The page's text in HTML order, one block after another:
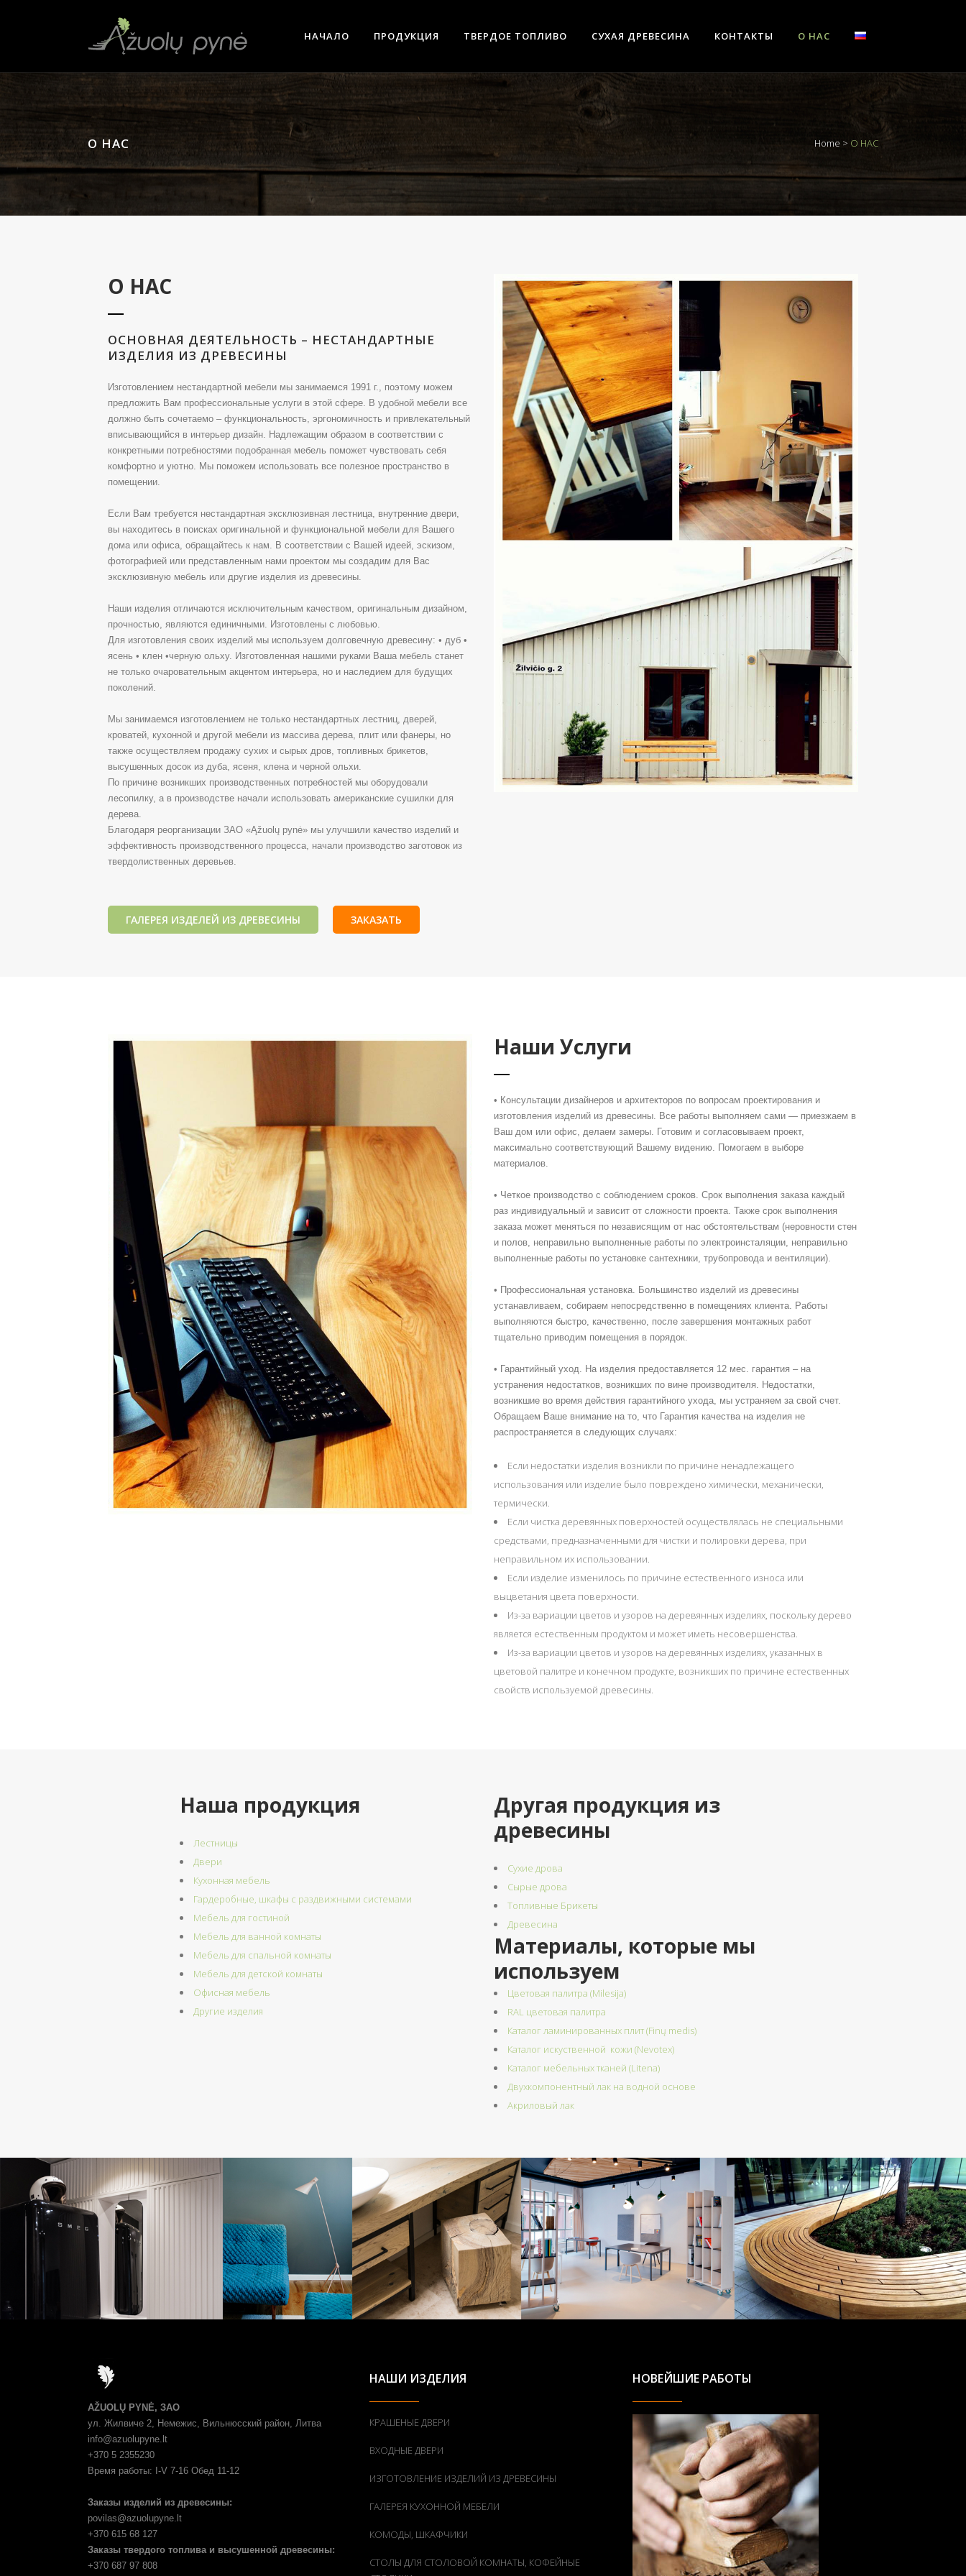
НАЧАЛО ПРОДУКЦИЯ ТВЕРДОЕ ТОПЛИВО СУХАЯ ДРЕВЕСИНА КОНТАКТЫ О НАС
О НАС Home > О НАС
О НАС
ОСНОВНАЯ ДЕЯТЕЛЬНОСТЬ – НЕСТАНДАРТНЫЕ
ИЗДЕЛИЯ ИЗ ДРЕВЕСИНЫ
Изготовлением нестандартной мебели мы занимаемся 1991 г., поэтому можем
предложить Вам профессиональные услуги в этой сфере. В удобной мебели все
должно быть сочетаемо – функциональность, эргономичность и привлекательный
вписывающийся в интерьер дизайн. Надлежащим образом в соответствии с
конкретными потребностями подобранная мебель поможет чувствовать себя
комфортно и уютно. Мы поможем использовать все полезное пространство в
помещении.
Если Вам требуется нестандартная эксклюзивная лестница, внутренние двери,
вы находитесь в поисках оригинальной и функциональной мебели для Вашего
дома или офиса, обращайтесь к нам. В соответствии с Вашей идеей, эскизом,
фотографией или представленным нами проектом мы создадим для Вас
эксклюзивную мебель или другие изделия из древесины.
Наши изделия отличаются исключительным качеством, оригинальным дизайном,
прочностью, являются единичными. Изготовлены с любовью.
Для изготовления своих изделий мы используем долговечную древесину: • дуб •
ясень • клен •черную ольху. Изготовленная нашими руками Ваша мебель станет
не только очаровательным акцентом интерьера, но и наследием для будущих
поколений.
Мы занимаемся изготовлением не только нестандартных лестниц, дверей,
кроватей, кухонной и другой мебели из массива дерева, плит или фанеры, но
также осуществляем продажу сухих и сырых дров, топливных брикетов,
высушенных досок из дуба, ясеня, клена и черной ольхи.
По причине возникших производственных потребностей мы оборудовали
лесопилку, а в производстве начали использовать американские сушилки для
дерева.
Благодаря реорганизации ЗАО «Ąžuolų pynė» мы улучшили качество изделий и
эффективность производственного процесса, начали производство заготовок из
твердолиственных деревьев.
ГАЛЕРЕЯ ИЗДЕЛЕЙ ИЗ ДРЕВЕСИНЫ ЗАКАЗАТЬ
Наши Услуги
• Консультации дизайнеров и архитекторов по вопросам проектирования и
изготовления изделий из древесины. Все работы выполняем сами — приезжаем в
Ваш дом или офис, делаем замеры. Готовим и согласовываем проект,
максимально соответствующий Вашему видению. Помогаем в выборе
материалов.
• Четкое производство с соблюдением сроков. Срок выполнения заказа каждый
раз индивидуальный и зависит от сложности проекта. Также срок выполнения
заказа может меняться по независящим от нас обстоятельствам (неровности стен
и полов, неправильно выполненные работы по электроинсталяции, неправильно
выполненные работы по установке сантехники, трубопровода и вентиляции).
• Профессиональная установка. Большинство изделий из древесины
устанавливаем, собираем непосредственно в помещениях клиента. Работы
выполняются быстро, качественно, после завершения монтажных работ
тщательно приводим помещения в порядок.
• Гарантийный уход. На изделия предоставляется 12 мес. гарантия – на
устранения недостатков, возникших по вине производителя. Недостатки,
возникшие во время действия гарантийного ухода, мы устраняем за свой счет.
Обращаем Ваше внимание на то, что Гарантия качества на изделия не
распространяется в следующих случаях:
Если недостатки изделия возникли по причине ненадлежащего
использования или изделие было повреждено химически, механически,
термически.
Если чистка деревянных поверхностей осуществлялась не специальными
средствами, предназначенными для чистки и полировки дерева, при
неправильном их использовании.
Если изделие изменилось по причине естественного износа или
выцветания цвета поверхности.
Из-за вариации цветов и узоров на деревянных изделиях, поскольку дерево
является естественным продуктом и может иметь несовершенства.
Из-за вариации цветов и узоров на деревянных изделиях, указанных в
цветовой палитре и конечном продукте, возникших по причине естественных
свойств используемой древесины.
Наша продукция
Лестницы
Двери
Кухонная мебель
Гардеробные, шкафы с раздвижными системами
Мебель для гостиной
Мебель для ванной комнаты
Мебель для спальной комнаты
Мебель для детской комнаты
Офисная мебель
Другие изделия
Другая продукция из
древесины
Сухие дрова
Сырые дрова
Топливные Брикеты
Древесина
Материалы, которые мы
используем
Цветовая палитра (Milesija)
RAL цветовая палитра
Каталог ламинированных плит (Finų medis)
Каталог искуственной кожи (Nevotex)
Каталог мебельных тканей (Litena)
Двухкомпонентный лак на водной основе
Акриловый лак
AŽUOLŲ PYNĖ, ЗАО
ул. Жилвиче 2, Немежис, Вильнюсский район, Литва
info@azuolupyne.lt
+370 5 2355230
Время работы: I-V 7-16 Обед 11-12
Заказы изделий из древесины:
povilas@azuolupyne.lt
+370 615 68 127
Заказы твердого топлива и высушенной древесины:
+370 687 97 808
НАШИ ИЗДЕЛИЯ
КРАШЕНЫЕ ДВЕРИ
ВХОДНЫЕ ДВЕРИ
ИЗГОТОВЛЕНИЕ ИЗДЕЛИЙ ИЗ ДРЕВЕСИНЫ
ГАЛЕРЕЯ КУХОННОЙ МЕБЕЛИ
КОМОДЫ, ШКАФЧИКИ
СТОЛЫ ДЛЯ СТОЛОВОЙ КОМНАТЫ, КОФЕЙНЫЕ
НОВЕЙШИЕ РАБОТЫ